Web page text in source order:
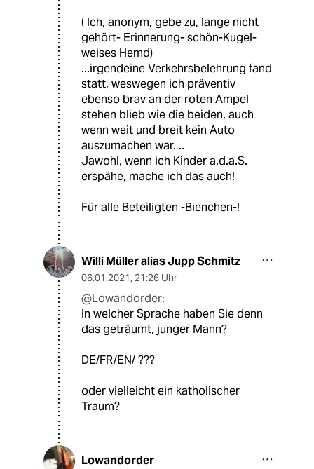
( Ich, anonym, gebe zu, lange nicht
gehört- Erinnerung- schön-Kugel-
weises Hemd)
...irgendeine Verkehrsbelehrung fand
statt, weswegen ich präventiv
ebenso brav an der roten Ampel
stehen blieb wie die beiden, auch
wenn weit und breit kein Auto
auszumachen war. ..
Jawohl, wenn ich Kinder a.d.a.S.
erspähe, mache ich das auch!
Für alle Beteiligten -Bienchen-!
Willi Müller alias Jupp Schmitz
06.01.2021, 21:26 Uhr
@Lowandorder:
in welcher Sprache haben Sie denn
das geträumt, junger Mann?
DE/FR/EN/ ???
oder vielleicht ein katholischer
Traum?
Lowandorder